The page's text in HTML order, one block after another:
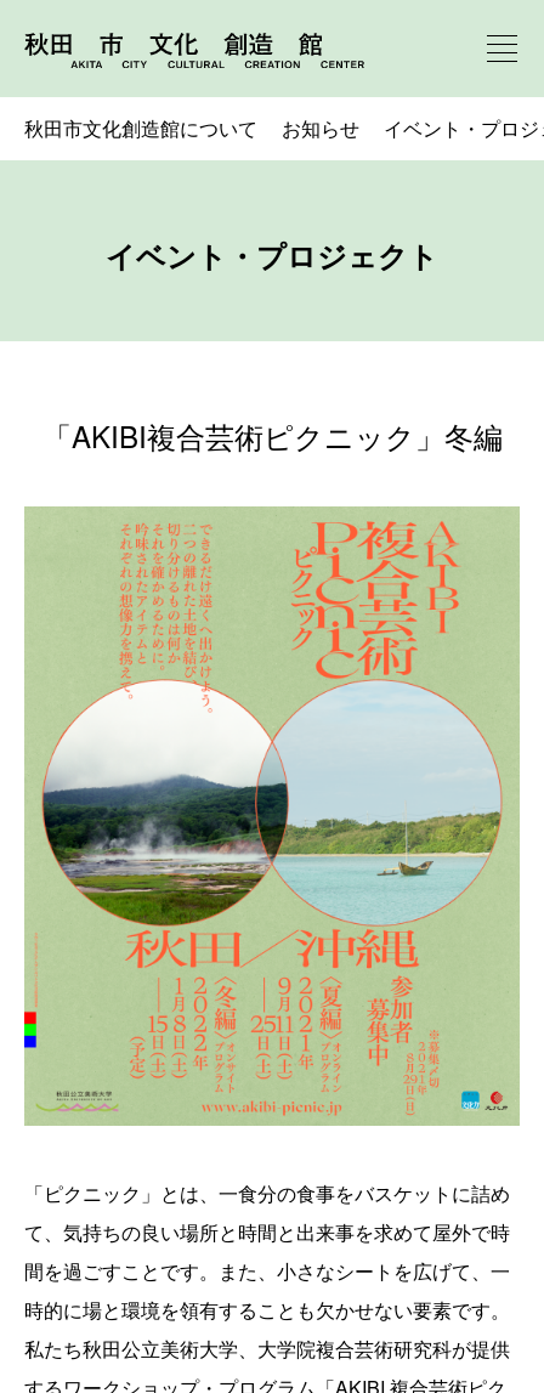
秋田市文化創造館について お知らせ イベント・プロ
イベント・プロジェクト
「AKIBI複合芸術ピクニック」冬編
「ピクニック」とは、一食分の食事をバスケットに詰め
て、気持ちの良い場所と時間と出来事を求めて屋外で時
間を過ごすことです。また、小さなシートを広げて、一
時的に場と環境を領有することも欠かせない要素です。
私たち秋田公立美術大学、大学院複合芸術研究科が提供
するワークショップ・プログラム「AKIBI 複合芸術ピク